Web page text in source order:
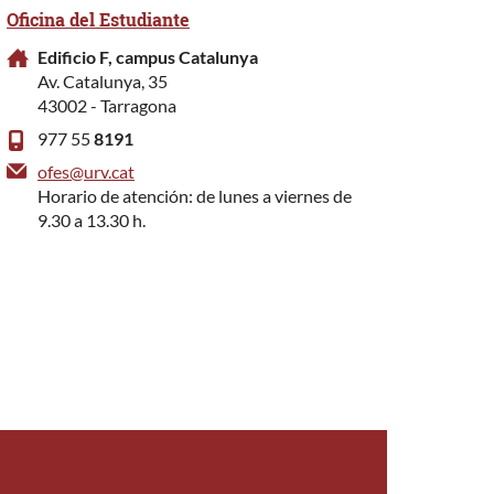
Oficina del Estudiante
Edificio F, campus Catalunya
Av. Catalunya, 35
43002 - Tarragona
977 558191
ofes@urv.cat
Horario de atención: de lunes a viernes de
9.30 a 13.30 h.